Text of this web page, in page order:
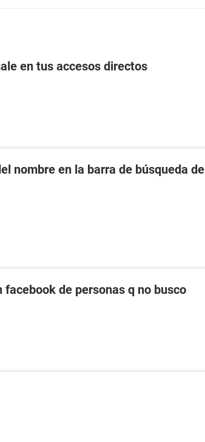
en tus accesos directos
nombre en la barra de búsqueda de
de personas q no busco